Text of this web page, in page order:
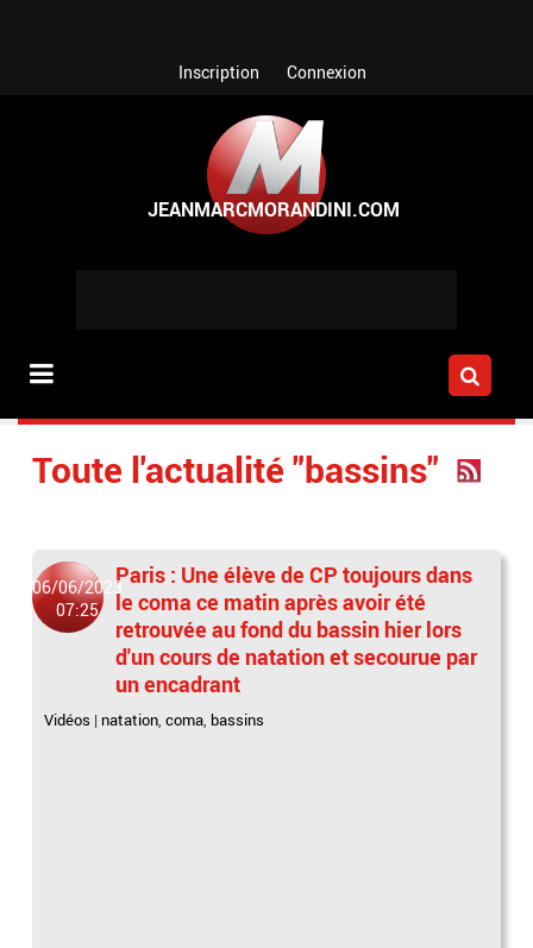
Inscription Connexion
Toute l'actualité "bassins"
06/06/2023
07:25
Paris : Une élève de CP toujours dans
le coma ce matin après avoir été
retrouvée au fond du bassin hier lors
d'un cours de natation et secourue par
un encadrant
Vidéos | natation,coma, bassins